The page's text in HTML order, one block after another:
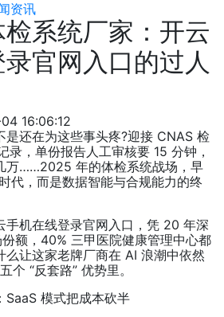
资讯
系统厂家：开云
官网入口的过人
16:06:12
是还在为这些事头疼?迎接 CNAS 检
录，单份报告人工审核要 15 分钟，
万……2025 年的体检系统战场，早
代，而是数据智能与合规能力的终
手机在线登录官网入口，凭 20 年深
额，40% 三甲医院健康管理中心都
么让这家老牌厂商在 AI 浪潮中依然
个 “反套路” 优势里。
SaaS 模式把成本砍半